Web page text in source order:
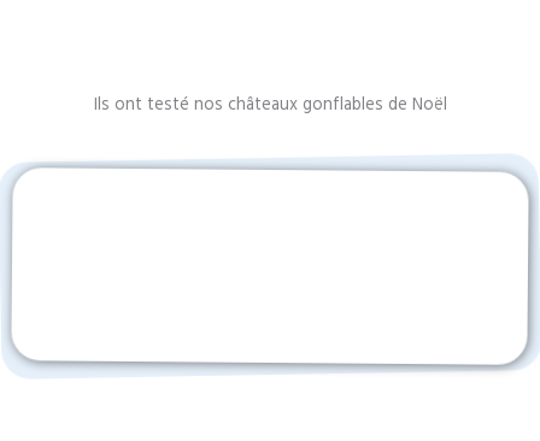
Ils ont testé nos châteaux gonflables de Noël